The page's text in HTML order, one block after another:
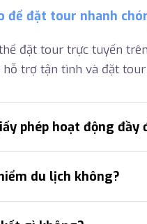
để đặt tour nhanh
đặt tour trực tuyến
hỗ trợ tận tình và đặt
phép hoạt động đầy
du lịch không?